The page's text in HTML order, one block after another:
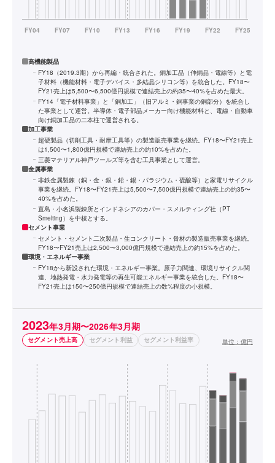
高機能製品
FY18（2019.3期）から再編・統合された。銅加工品（伸銅品・電線等）と電
子材料（機能材料・電子デバイス・多結晶シリコン等）を統合した。FY18〜
FY21売上は5,500〜6,500億円規模で連結売上の約35〜40%を占めた最大。
FY14「電子材料事業」と「銅加工」（旧アルミ・銅事業の銅部分）を統合し
た事業として運営。半導体・電子部品メーカー向け機能材料と、電線・自動車
向け銅加工品の二本柱で運営される。
加工事業
超硬製品（切削工具・耐摩工具等）の製造販売事業を継続。FY18〜FY21売上
は1,500〜1,800億円規模で連結売上の約10%を占めた。
三菱マテリアル神戸ツールズ等を含む工具事業として運営。
金属事業
非鉄金属製錬（銅・金・銀・鉛・錫・パラジウム・硫酸等）と家電リサイクル
事業を継続。FY18〜FY21売上は5,500〜7,500億円規模で連結売上の約35〜
40%を占めた。
直島・小名浜製錬所とインドネシアのカパー・スメルティング社（PT
Smelting）を中核とする。
セメント事業
セメント・セメント二次製品・生コンクリート・骨材の製造販売事業を継続。
FY18〜FY21売上は2,500〜3,000億円規模で連結売上の約15%を占めた。
環境・エネルギー事業
FY18から新設された環境・エネルギー事業。原子力関連、環境リサイクル関
連、地熱発電・水力発電等の再生可能エネルギー事業を統合した。FY18〜
FY21売上は150〜250億円規模で連結売上の数%程度の小規模。
2023年3月期〜2026年3月期
セグメント売上高 セグメント利益 セグメント利益率 単位： 億円